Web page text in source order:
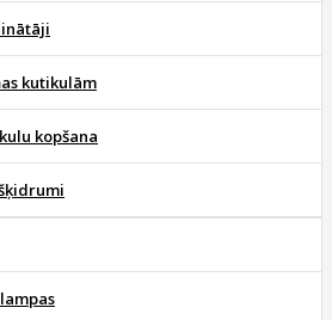
kutikulām
kopšana
lampas